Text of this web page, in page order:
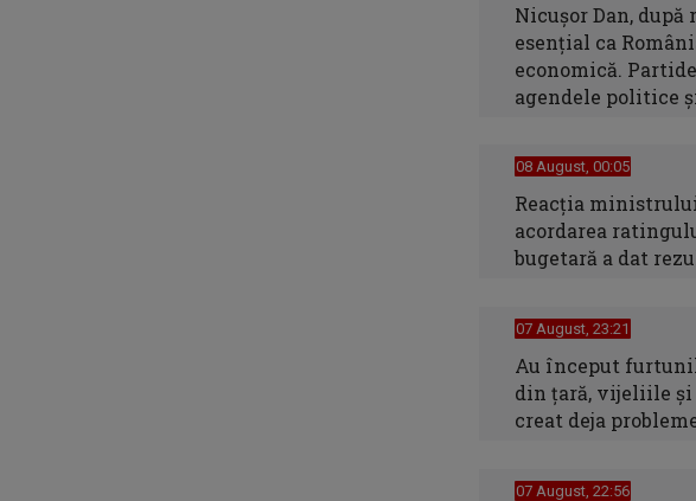
Nicușor Dan, după
esențial ca
economică.
agendele politice
08 August, 00:05
Reacția
acordarea
bugetară a dat
07 August, 23:21
Au început
din țară, vijeliile
creat deja
07 August, 22:56